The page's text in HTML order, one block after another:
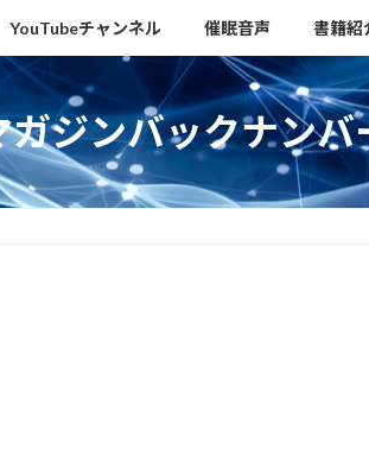
YouTubeチャンネル 催眠音声 書籍紹
ガジンバックナンバ